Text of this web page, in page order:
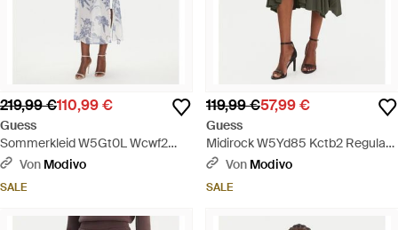
219,99 €110,99 €
Guess
Sommerkleid W5Gt0L Wcwf2
Regular Fit - Weiß
Von Modivo
SALE
119,99 €57,99 €
Guess
Midirock W5Yd85 Kctb2 Regular
Fit - Grün
Von Modivo
SALE